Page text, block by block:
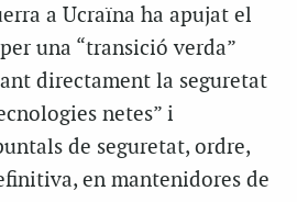
a Ucraïna ha apujat el
una “transició verda”
directament la seguretat
netes” i
de seguretat, ordre,
en mantenidores de